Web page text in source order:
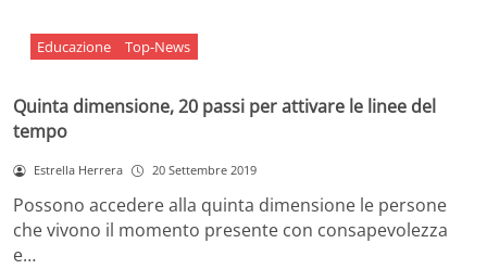
Educazione Top-News
Quinta dimensione, 20 passi per attivare le linee del
tempo
Estrella Herrera 20 Settembre 2019
Possono accedere alla quinta dimensione le persone
che vivono il momento presente con consapevolezza
e…